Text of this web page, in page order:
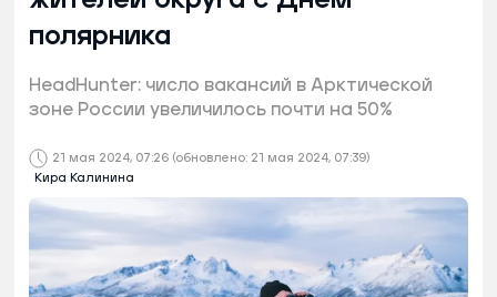
21 мая 2024, 07:26 (обновлено: 21 мая 2024, 07:39)
Кира Калинина
полярника
HeadHunter: число вакансий в Арктической
зоне России увеличилось почти на 50%